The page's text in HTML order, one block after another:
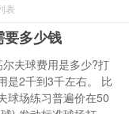
表
要多少钱
夫球费用是多少?打
是2千到3千左右。 比
球场练习普遍价在50